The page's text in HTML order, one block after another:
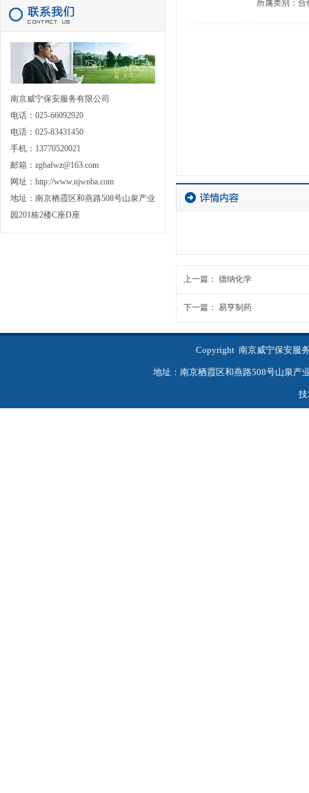
南京威宁保安服务有限公司
电话：025-66092920
电话：025-83431450
手机：13770520021
邮箱：zgbafwz@163.com
网址：http://www.njwnba.com
地址：南京栖霞区和燕路508号山泉产业
园201栋2楼C座D座
所属类别： 合
上一篇： 德纳化学
下一篇： 易亨制药
Copyright 南京威宁保安
地址：南京栖霞区和燕路508号山泉产